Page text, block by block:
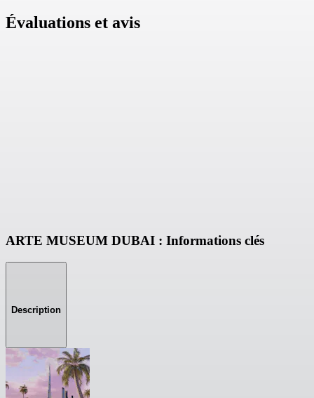
Évaluations et avis
ARTE MUSEUM DUBAI : Informations clés
Description